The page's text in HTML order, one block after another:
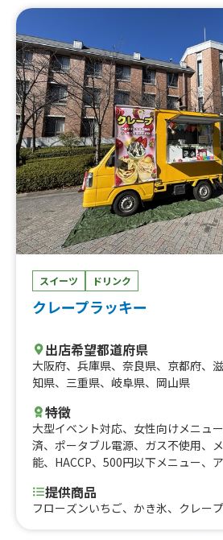
チキンライス、サラダ海鮮春巻き、茄
炒飯、牛ひき肉チャーハン、チキン
上海菜飯-チキンカツ・チャイファン
ポテト、魯肉飯（ルーローファン)、
り野菜とチャーシュー丼)、蜜汁叉焼
ーご飯)、香港おこわ（ドリンク付き
トースト、小豆ココナッツプリン、
（3個入り）、雞仔包(チキンまん)、
肉入り揚げだんご)（３個入り）、蝦
個入り）、叉燒包（チャーシューま
スイーツ ドリンク
クレープラッキー
出店希望都道府県
大阪府、 兵庫県、 奈良県、 京都府、
知県、 三重県、 岐阜県、 岡山県
特徴
大型イベント対応、 女性向けメニュー
済、 ポータブル電源、 ガス不使用、
能、 HACCP、 500円以下メニュー、
提供商品
フローズンいちご、かき氷、クレー